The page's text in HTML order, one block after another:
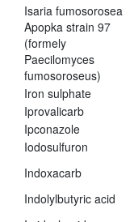
Isaria fumosorosea
Apopka strain 97
(formely
Paecilomyces
fumosoroseus)
Iron sulphate
Iprovalicarb
Ipconazole
Iodosulfuron
Indoxacarb
Indolylbutyric acid